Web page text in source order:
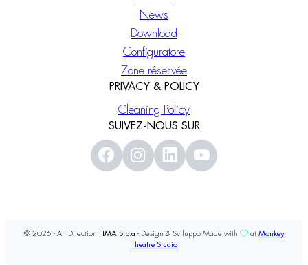
News
Download
Configuratore
Zone réservée
PRIVACY & POLICY
Cleaning Policy
SUIVEZ-NOUS SUR
© 2026 - Art Direction FIMA S.p.a - Design & Sviluppo Made with at Monkey
Theatre Studio